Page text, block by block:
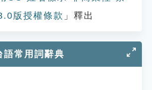
版授權條款 」釋出
語常用詞辭典